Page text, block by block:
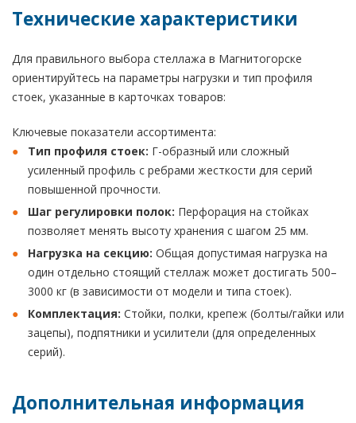
Технические характеристики
Для правильного выбора стеллажа в Магнитогорске
ориентируйтесь на параметры нагрузки и тип профиля
стоек, указанные в карточках товаров:
Ключевые показатели ассортимента:
Тип профиля стоек: Г-образный или сложный
усиленный профиль с ребрами жесткости для серий
повышенной прочности.
Шаг регулировки полок: Перфорация на стойках
позволяет менять высоту хранения с шагом 25 мм.
Нагрузка на секцию: Общая допустимая нагрузка на
один отдельно стоящий стеллаж может достигать 500–
3000 кг (в зависимости от модели и типа стоек).
Комплектация: Стойки, полки, крепеж (болты/гайки или
зацепы), подпятники и усилители (для определенных
серий).
Дополнительная информация